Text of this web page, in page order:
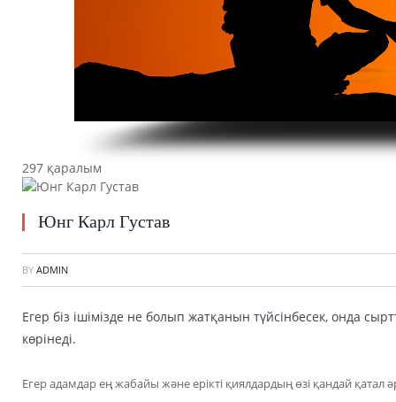
297 қаралым
Юнг Карл Густав
BY ADMIN
Егер біз ішімізде не болып жатқанын түйсінбесек, онда
көрінеді.
Егер адамдар ең жабайы және ерікті қиялдардың өзі қандай қатал